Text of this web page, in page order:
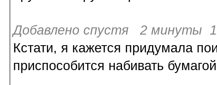
Добавлено спустя 2 минуты
Кстати, я кажется придумала
приспособится набивать